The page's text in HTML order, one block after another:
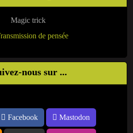
de pensée
nous sur ...
Facebook Mastodon